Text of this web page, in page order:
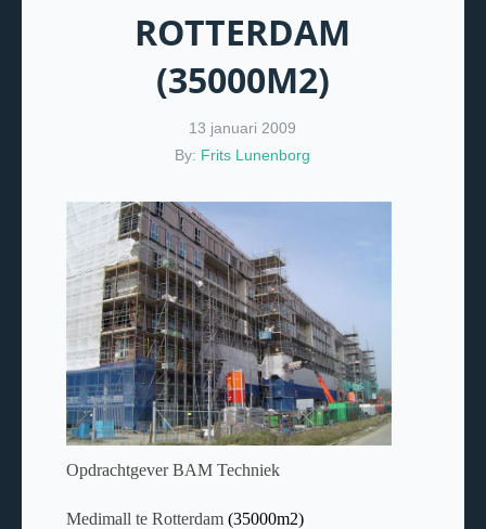
ROTTERDAM
(35000M2)
13 januari 2009
By: Frits Lunenborg
Opdrachtgever BAM Techniek
Medimall te Rotterdam (35000m2)